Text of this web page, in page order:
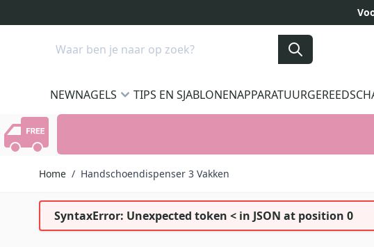
Search
NEWNAGELS TIPS EN SJABLONENAPPARATUUR
Home / Handschoendispenser 3 Vakken
SyntaxError: Unexpected token < in JSON at position 0